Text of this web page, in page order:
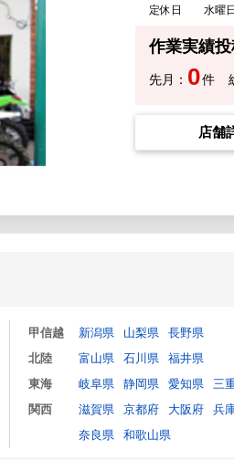
定休日
水曜
作業実績
先月： 0件
店舗
甲信越 新潟県 山梨県
長野県
北陸
富山県 石川県
福井県
東海
岐阜県 静岡県 愛知県
三
関西
滋賀県 京都府 大阪府
兵
奈良県
和歌山県